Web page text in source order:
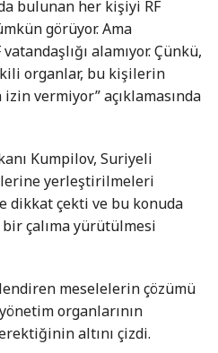
bulunan her kişiyi RF
görüyor. Ama
alamıyor. Çünkü,
organlar, bu kişilerin
izin vermiyor” açıklamasında
Kumpilov, Suriyeli
yerleştirilmeleri
dikkat çekti ve bu konuda
çalıma yürütülmesi
meselelerin çözümü
organlarının
altını çizdi.